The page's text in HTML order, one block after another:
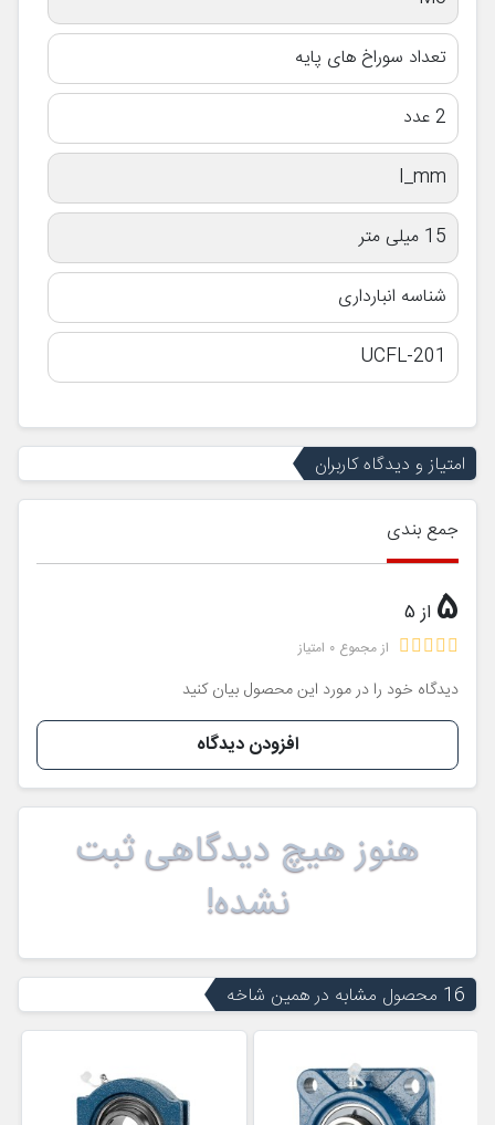
تعداد سوراخ های پایه
2 عدد
I_mm
15 میلی متر
شناسه انبارداری
UCFL-201
امتیاز و دیدگاه کاربران
جمع بندی
5 از 5
از مجموع 0 امتیاز
دیدگاه خود را در مورد این محصول بیان کنید
افزودن دیدگاه
هنوز هیچ دیدگاهی ثبت
نشده!
16 محصول مشابه در همین شاخه